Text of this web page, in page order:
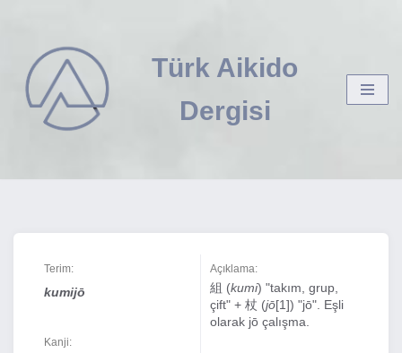
İçeriğe
geç
Türk Aikido
Dergisi
Terim:
kumijō
Kanji:
Açıklama:
組 (kumi) "takım, grup,
çift" + 杖 (jō[1]) "jō". Eşli
olarak jō çalışma.